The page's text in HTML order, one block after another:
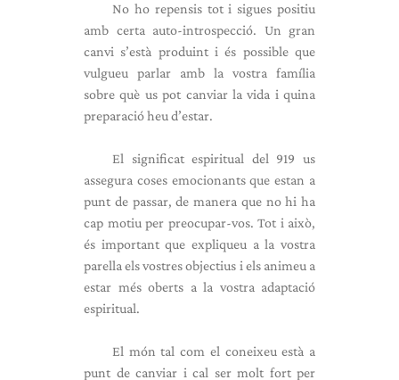
No ho repensis tot i sigues positiu
amb certa auto-introspecció. Un gran
canvi s’està produint i és possible que
vulgueu parlar amb la vostra família
sobre què us pot canviar la vida i quina
preparació heu d’estar.
El significat espiritual del 919 us
assegura coses emocionants que estan a
punt de passar, de manera que no hi ha
cap motiu per preocupar-vos. Tot i això,
és important que expliqueu a la vostra
parella els vostres objectius i els animeu a
estar més oberts a la vostra adaptació
espiritual.
El món tal com el coneixeu està a
punt de canviar i cal ser molt fort per